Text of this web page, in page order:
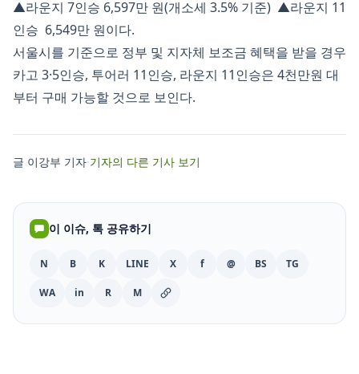
▲라운지 7인승 6,597만 원(개소세 3.5% 기준) ▲라운지 11
인승 6,549만 원이다.
서울시를 기준으로 정부 및 지자체 보조금 혜택을 받을 경우
카고 3·5인승, 투어러 11인승, 라운지 11인승은 4천만원 대
부터 구매 가능할 것으로 보인다.
글 이강부 기자·기자의 다른 기사 보기
이 이슈, 톡 공유하기
N B K LINE X f @ BS TG
WA in R M